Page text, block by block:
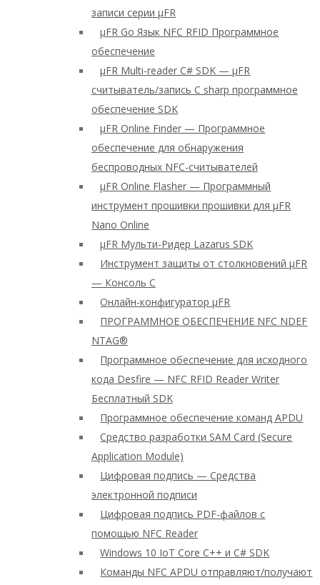
записи серии μFR
μFR Go Язык NFC RFID Программное
обеспечение
μFR Multi-reader C# SDK — μFR
считыватель/запись C sharp программное
обеспечение SDK
μFR Online Finder — Программное
обеспечение для обнаружения
беспроводных NFC-считывателей
μFR Online Flasher — Программный
инструмент прошивки прошивки для μFR
Nano Online
μFR Мульти-Ридер Lazarus SDK
Инструмент защиты от столкновений μFR
— Консоль C
Онлайн-конфигуратор μFR
ПРОГРАММНОЕ ОБЕСПЕЧЕНИЕ NFC NDEF
NTAG®
Программное обеспечение для исходного
кода Desfire — NFC RFID Reader Writer
Бесплатный SDK
Программное обеспечение команд APDU
Средство разработки SAM Card (Secure
Application Module)
Цифровая подпись — Средства
электронной подписи
Цифровая подпись PDF-файлов с
помощью NFC Reader
Windows 10 IoT Core C++ и C# SDK
Команды NFC APDU отправляют/получают